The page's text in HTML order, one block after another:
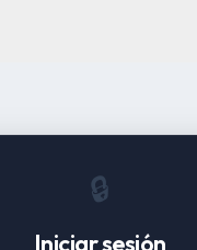
🔒